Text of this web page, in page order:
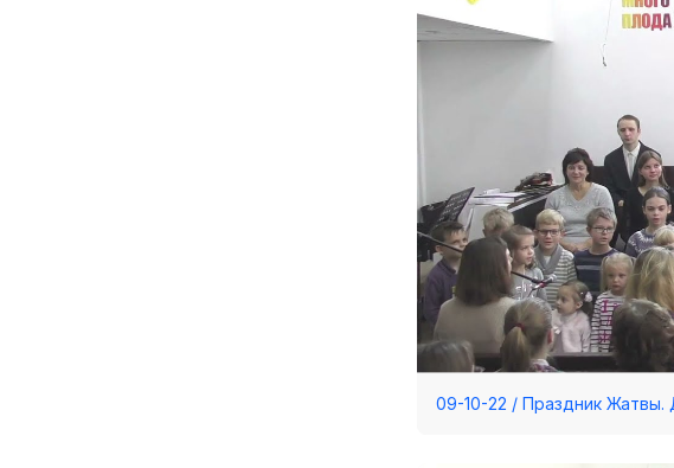
09-10-22 / Праздник Жатвы.